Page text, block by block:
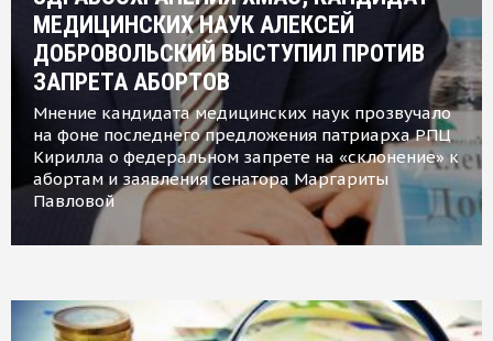
МЕДИЦИНСКИХ НАУК АЛЕКСЕЙ
ДОБРОВОЛЬСКИЙ ВЫСТУПИЛ ПРОТИВ
ЗАПРЕТА АБОРТОВ
Мнение кандидата медицинских наук прозвучало
на фоне последнего предложения патриарха РПЦ
Кирилла о федеральном запрете на «склонение» к
абортам и заявления сенатора Маргариты
Павловой